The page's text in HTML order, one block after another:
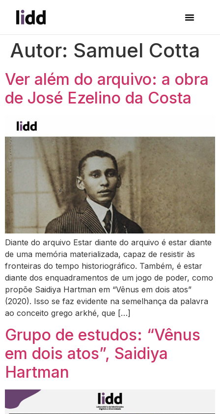
Autor: Samuel Cotta
Ver além do arquivo: a obra
de José Ezelino da Costa
Diante do arquivo Estar diante do arquivo é estar diante
de uma memória materializada, capaz de resistir às
fronteiras do tempo historiográfico. Também, é estar
diante dos enquadramentos de um jogo de poder, como
propõe Saidiya Hartman em “Vênus em dois atos”
(2020). Isso se faz evidente na semelhança da palavra
ao conceito grego arkhé, que […]
Grupo de estudos: “Vênus
em dois atos”, Saidiya
Hartman